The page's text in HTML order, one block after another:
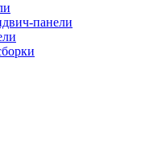
панели